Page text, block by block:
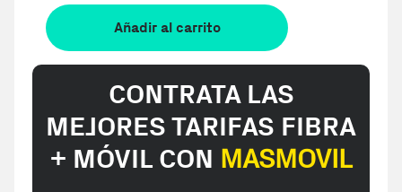
Añadir al carrito
CONTRATA LAS
MEJORES TARIFAS FIBRA
+ MÓVIL CON MASMOVIL